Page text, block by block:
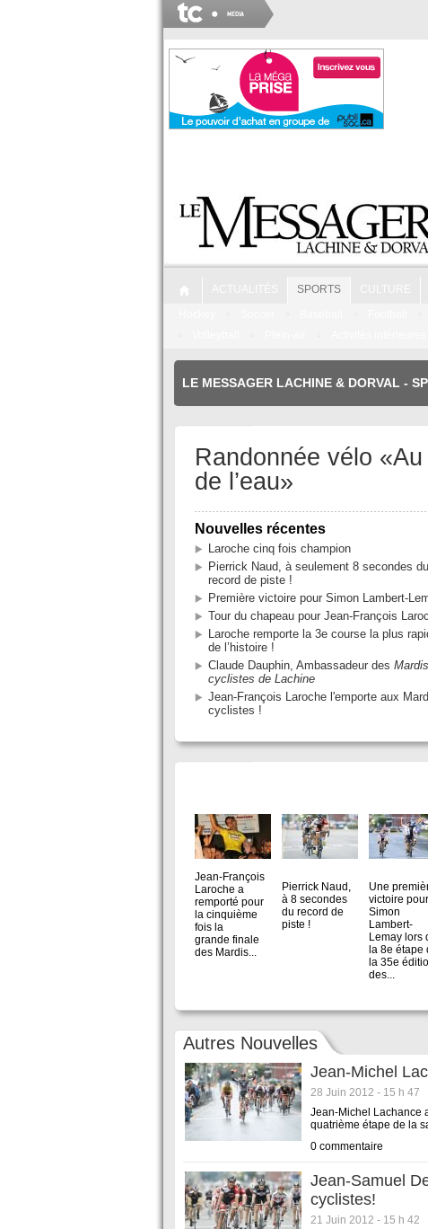
SPORTS
LE MESSAGER LACHINE & DORVAL -
Randonnée vélo «Au
de l’eau»
Nouvelles récentes
Laroche cinq fois champion
Pierrick Naud, à seulement 8 secondes du
record de piste !
Première victoire pour Simon Lambert-
Tour du chapeau pour Jean-François
Laroche remporte la 3e course la plus
de l’histoire !
Claude Dauphin, Ambassadeur des Mardis
cyclistes de Lachine
Jean-François Laroche l'emporte aux
cyclistes !
Jean-François
Laroche a
remporté pour
la cinquième
fois la
grande finale
des Mardis...
Pierrick Naud,
à 8 secondes
du record de
piste !
Une
victoire pour
Simon
Lambert-
Lemay lors
la 8e étape
la 35e
des...
Autres Nouvelles
Jean-Michel
28 Juin 2012 - 15 h 47
Jean-Michel Lachance
quatrième étape de la
0 commentaire
Jean-Samuel
cyclistes!
21 Juin 2012 - 15 h 42